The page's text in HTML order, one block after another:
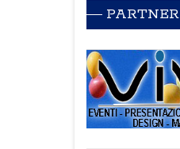
PARTNER